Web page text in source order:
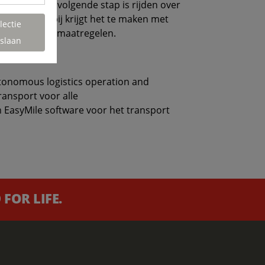
De volgende stap is rijden over
Hierbij krijgt het te maken met
veiligheidsmaatregelen.
logistics operation and
voor alle
software voor het transport
LIFE.